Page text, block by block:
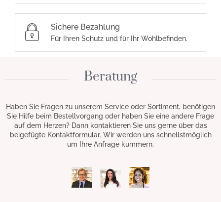
Sichere Bezahlung
Für Ihren Schutz und für Ihr Wohlbefinden.
Beratung
Haben Sie Fragen zu unserem Service oder Sortiment, benötigen
Sie Hilfe beim Bestellvorgang oder haben Sie eine andere Frage
auf dem Herzen? Dann kontaktieren Sie uns gerne über das
beigefügte Kontaktformular. Wir werden uns schnellstmöglich
um Ihre Anfrage kümmern.